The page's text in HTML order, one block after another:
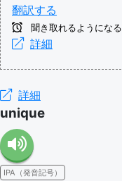
翻訳する
聞き取れるようになる
詳細
詳細
unique
IPA（発音記号）